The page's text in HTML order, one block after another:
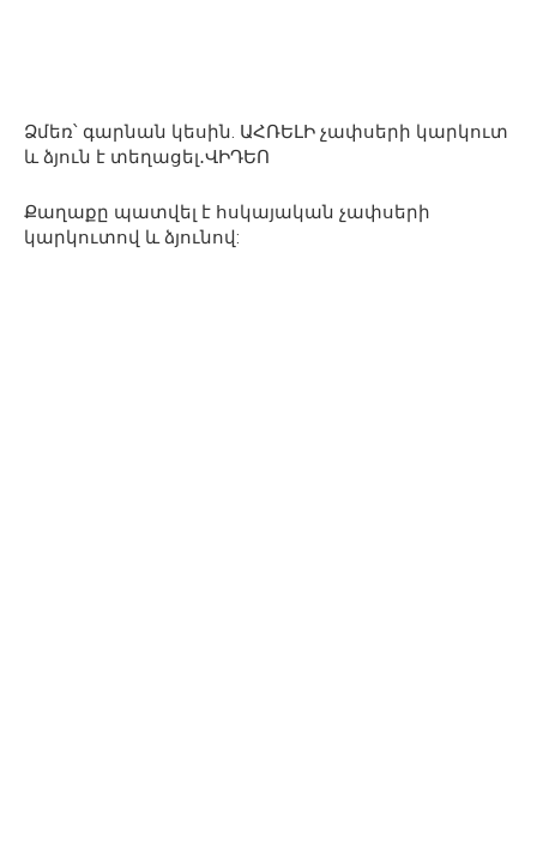
Ձմեռ՝ գարնան կեսին. ԱՀՌԵԼԻ չափսերի կարկուտ
և ձյուն է տեղացել․ՎԻԴԵՈ
Քաղաքը պատվել է հսկայական չափսերի
կարկուտով և ձյունով: